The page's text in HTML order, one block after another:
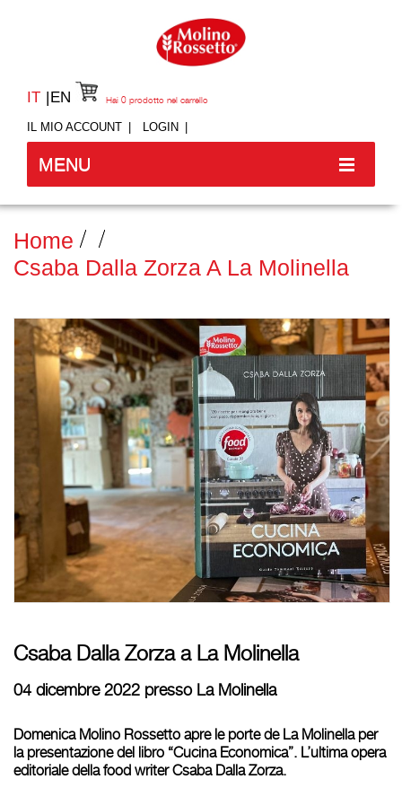
IT EN
IL MIO ACCOUNT LOGIN
Hai 0 prodotto nel carrello
MENU
Home
Csaba Dalla Zorza A La Molinella
Csaba Dalla Zorza a La Molinella
04 dicembre 2022 presso La Molinella
Domenica Molino Rossetto apre le porte de La Molinella per
la presentazione del libro “Cucina Economica”. L’ultima opera
editoriale della food writer Csaba Dalla Zorza.